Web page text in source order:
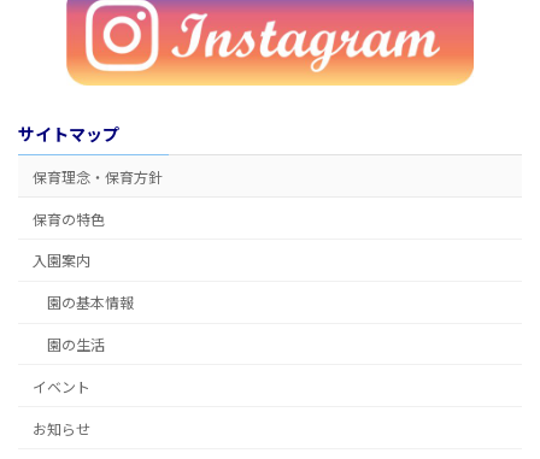
サイトマップ
保育理念・保育方針
保育の特色
入園案内
園の基本情報
園の生活
イベント
お知らせ